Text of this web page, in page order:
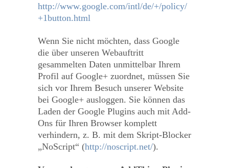
http://www.google.com/intl/de/+/policy/
+1button.html
Wenn Sie nicht möchten, dass Google
die über unseren Webauftritt
gesammelten Daten unmittelbar Ihrem
Profil auf Google+ zuordnet, müssen Sie
sich vor Ihrem Besuch unserer Website
bei Google+ ausloggen. Sie können das
Laden der Google Plugins auch mit Add-
Ons für Ihren Browser komplett
verhindern, z. B. mit dem Skript-Blocker
„NoScript“ (http://noscript.net/).